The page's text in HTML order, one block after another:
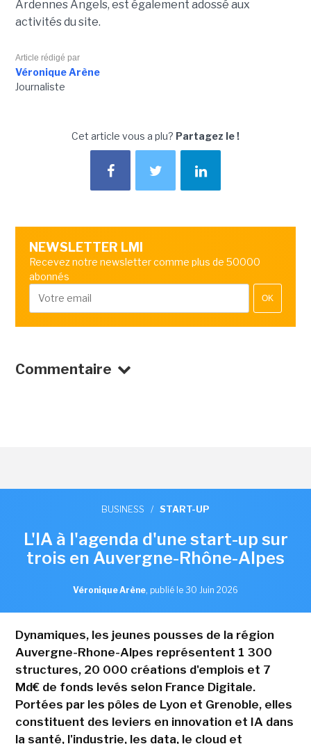
Ardennes Angels, est également adossé aux
activités du site.
Article rédigé par
Véronique Arène
Journaliste
Cet article vous a plu? Partagez le !
NEWSLETTER LMI
Recevez notre newsletter comme plus de 50000
abonnés
OK
Commentaire
BUSINESS / START-UP
L'IA à l'agenda d'une start-up sur
trois en Auvergne-Rhône-Alpes
Véronique Arène, publié le 30 Juin 2026
Dynamiques, les jeunes pousses de la région
Auvergne-Rhone-Alpes représentent 1 300
structures, 20 000 créations d'emplois et 7
Md€ de fonds levés selon France Digitale.
Portées par les pôles de Lyon et Grenoble, elles
constituent des leviers en innovation et IA dans
la santé, l'industrie, les data, le cloud et